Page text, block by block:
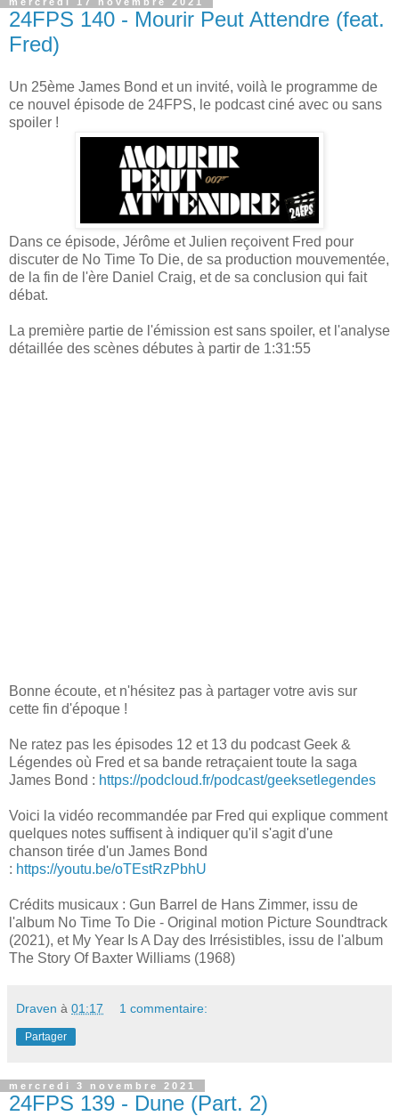
24FPS 140 - Mourir Peut Attendre (feat.
Fred)
Un 25ème James Bond et un invité, voilà le programme de
ce nouvel épisode de 24FPS, le podcast ciné avec ou sans
spoiler !
Dans ce épisode, Jérôme et Julien reçoivent Fred pour
discuter de No Time To Die, de sa production mouvementée,
de la fin de l'ère Daniel Craig, et de sa conclusion qui fait
débat.
La première partie de l'émission est sans spoiler, et l'analyse
détaillée des scènes débutes à partir de 1:31:55
Bonne écoute, et n'hésitez pas à partager votre avis sur
cette fin d'époque !
Ne ratez pas les épisodes 12 et 13 du podcast Geek &
Légendes où Fred et sa bande retraçaient toute la saga
James Bond : https://podcloud.fr/podcast/geeksetlegendes
Voici la vidéo recommandée par Fred qui explique comment
quelques notes suffisent à indiquer qu'il s'agit d'une
chanson tirée d'un James Bond
: https://youtu.be/oTEstRzPbhU
Crédits musicaux : Gun Barrel de Hans Zimmer, issu de
l'album No Time To Die - Original motion Picture Soundtrack
(2021), et My Year Is A Day des Irrésistibles, issu de l'album
The Story Of Baxter Williams (1968)
Draven à 01:17 1 commentaire:
Partager
mercredi 3 novembre 2021
24FPS 139 - Dune (Part. 2)